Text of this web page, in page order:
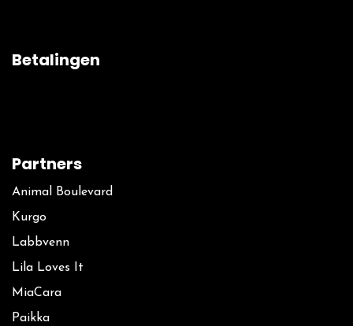
Betalingen
Partners
Animal Boulevard
Kurgo
La​bbvenn
Lila Loves It
MiaCara
Paikka